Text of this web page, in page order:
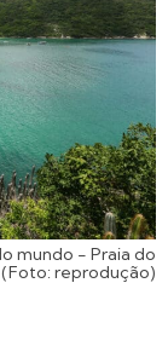
mundo - Praia do
reprodução)